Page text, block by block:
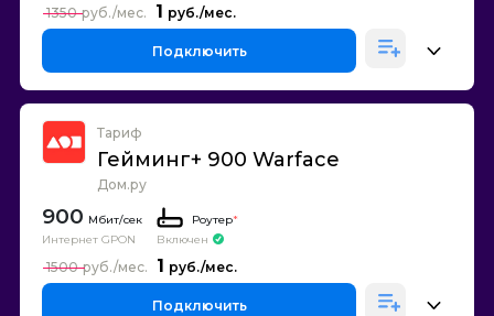
1
1350
Подключить
Тариф
Гейминг+ 900 Warface
Дом.ру
900
Интернет GPON
Роутер*
Включен
1
1500
Подключить